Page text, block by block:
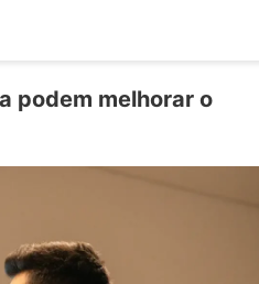
podem melhorar o